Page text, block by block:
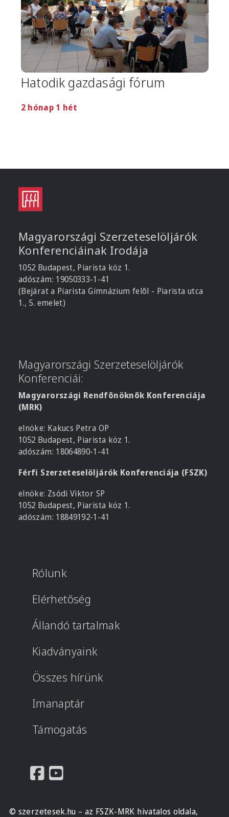
Hatodik gazdasági fórum
2 hónap 1 hét
Magyarországi Szerzeteselöljárók
Konferenciáinak Irodája
1052 Budapest, Piarista köz 1.
adószám: 19050333-1-41
(Bejárat a Piarista Gimnázium felől - Piarista utca
1., 5. emelet)
Magyarországi Szerzeteselöljárók
Konferenciái:
Magyarországi Rendfőnöknők Konferenciája
(MRK)
elnöke: Kakucs Petra OP
1052 Budapest, Piarista köz 1.
adószám: 18064890-1-41
Férfi Szerzeteselöljárók Konferenciája (FSZK)
elnöke: Zsódi Viktor SP
1052 Budapest, Piarista köz 1.
adószám: 18849192-1-41
Rólunk
Elérhetőség
Állandó tartalmak
Kiadványaink
Összes hírünk
Imanaptár
Támogatás
© szerzetesek.hu – az FSZK-MRK hivatalos oldala,